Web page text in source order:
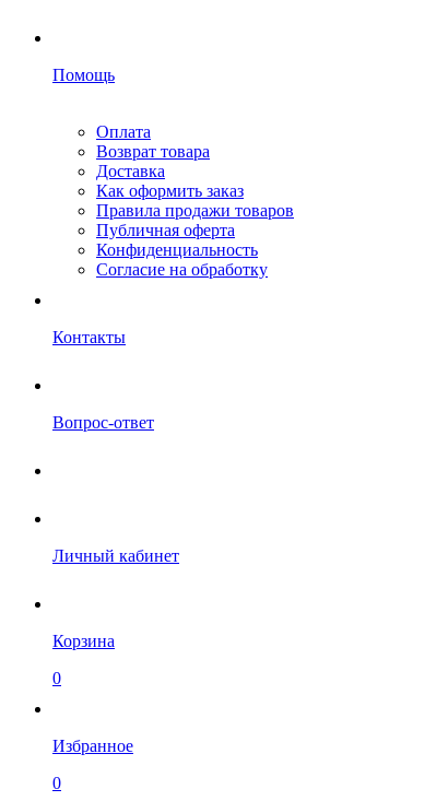
Помощь
Оплата
Возврат товара
Доставка
Как оформить заказ
Правила продажи товаров
Публичная оферта
Конфиденциальность
Согласие на обработку
Контакты
Вопрос-ответ
Личный кабинет
Корзина
0
Избранное
0